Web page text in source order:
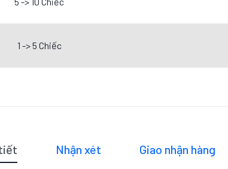
1 -> 5 Chiếc
Nhận xét Giao nhận hàng